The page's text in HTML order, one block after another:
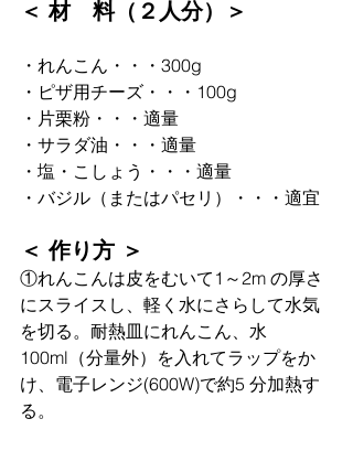
＜ 材　料（２人分）＞
・れんこん・・・300g
・ピザ⽤チーズ・・・100g
・⽚栗粉・・・適量
・サラダ油・・・適量
・塩・こしょう・・・適量
・バジル（またはパセリ）・・・適宜
＜ 作り方 ＞
①れんこんは皮をむいて1～2m の厚さ
にスライスし、軽く⽔にさらして水気
を切る。耐熱⽫にれんこん、⽔
100ml（分量外）を⼊れてラップをか
け、電⼦レンジ(600W)で約5 分加熱す
る。